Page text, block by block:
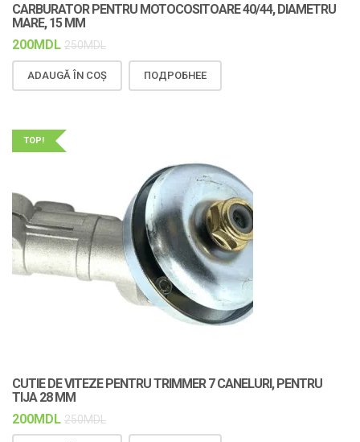
CARBURATOR PENTRU MOTOCOSITOARE 40/44, DIAMETRU
MARE, 15 MM
200MDL 250MDL
ADAUGĂ ÎN COȘ ПОДРОБНЕЕ
TOP!
CUTIE DE VITEZE PENTRU TRIMMER 7 CANELURI, PENTRU
TIJA 28 MM
200MDL 250MDL